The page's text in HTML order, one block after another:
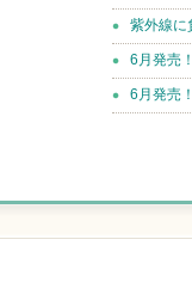
紫外線に
6月発売
6月発売